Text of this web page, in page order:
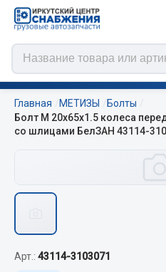
ЦЕПИ РОССИЯ
Изготовление цепей на
QITONG
Главная МЕТИЗЫ
Болты
Болт М 20х65х1.5 колеса
со шлицами БелЗАН 43114-
Арт.: 43114-3103071